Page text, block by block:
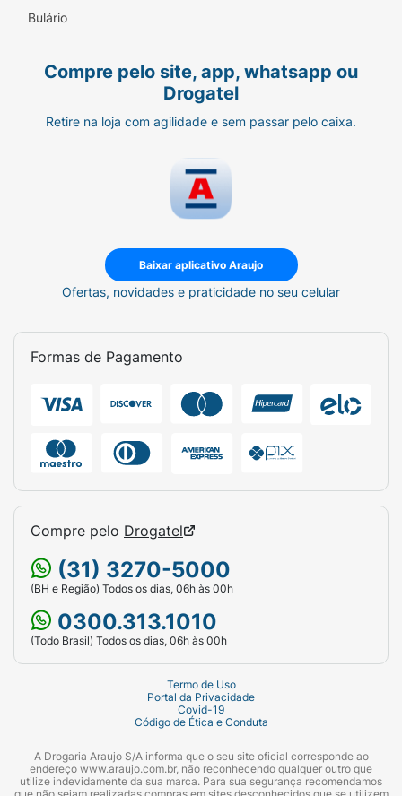
Bulário
Compre pelo site, app, whatsapp ou
Drogatel
Retire na loja com agilidade e sem passar pelo caixa.
Baixar aplicativo Araujo
Ofertas, novidades e praticidade no seu celular
Formas de Pagamento
Compre pelo Drogatel
(31) 3270-5000
(BH e Região) Todos os dias, 06h às 00h
0300.313.1010
(Todo Brasil) Todos os dias, 06h às 00h
Termo de Uso
Portal da Privacidade
Covid-19
Código de Ética e Conduta
A Drogaria Araujo S/A informa que o seu site oficial corresponde ao
endereço www.araujo.com.br, não reconhecendo qualquer outro que
utilize indevidamente da sua marca. Para sua segurança recomendamos